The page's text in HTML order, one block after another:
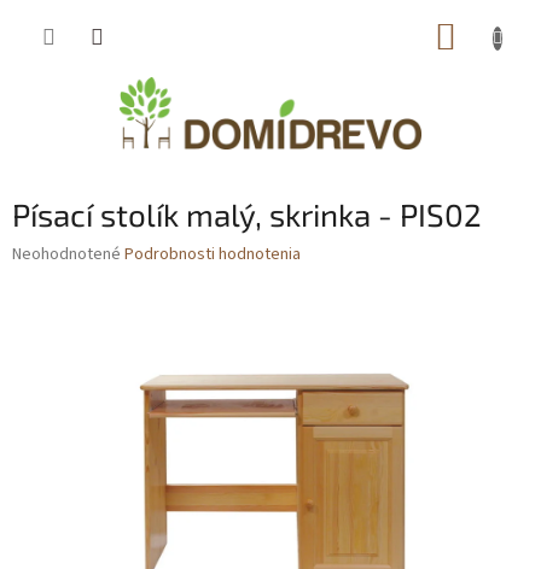
Písací stolík malý, skrinka - PIS02
Priemerné
Neohodnotené Podrobnosti hodnotenia